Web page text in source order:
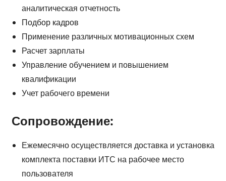
аналитическая отчетность
Подбор кадров
Применение различных мотивационных схем
Расчет зарплаты
Управление обучением и повышением
квалификации
Учет рабочего времени
Сопровождение:
Ежемесячно осуществляется доставка и установка
комплекта поставки ИТС на рабочее место
пользователя